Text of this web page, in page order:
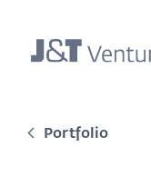
Portfolio